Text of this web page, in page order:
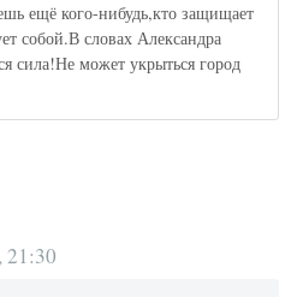
ещё кого-нибудь,кто защищает
собой.В словах Александра
сила!Не может укрыться город
21:30